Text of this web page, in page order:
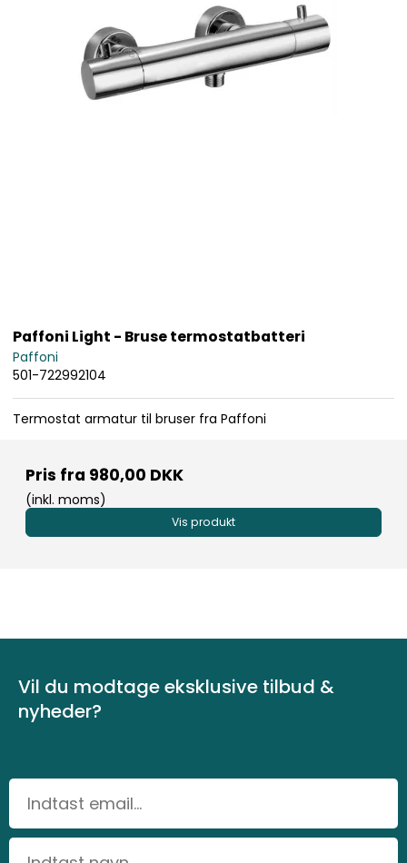
Paffoni Light - Bruse termostatbatteri
Paffoni
501-722992104
Termostat armatur til bruser fra Paffoni
Pris fra 980,00 DKK
(inkl. moms)
Vis produkt
Vil du modtage eksklusive tilbud &
nyheder?